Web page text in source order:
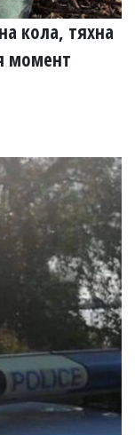
кола, тяхна
момент